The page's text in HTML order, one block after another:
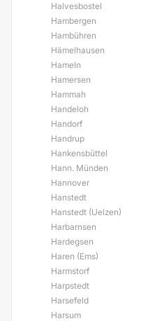
Halvesbostel
Hambergen
Hambühren
Hämelhausen
Hameln
Hamersen
Hammah
Handeloh
Handorf
Handrup
Hankensbüttel
Hann. Münden
Hannover
Hanstedt
Hanstedt (Uelzen)
Harbarnsen
Hardegsen
Haren (Ems)
Harmstorf
Harpstedt
Harsefeld
Harsum